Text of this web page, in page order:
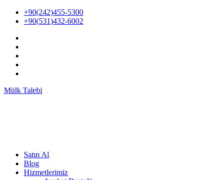
İçeriğe+90(242)455-5300
+90(531)432-6002
Mülk Talebi
Satın Al
Blog
Hizmetlerimiz